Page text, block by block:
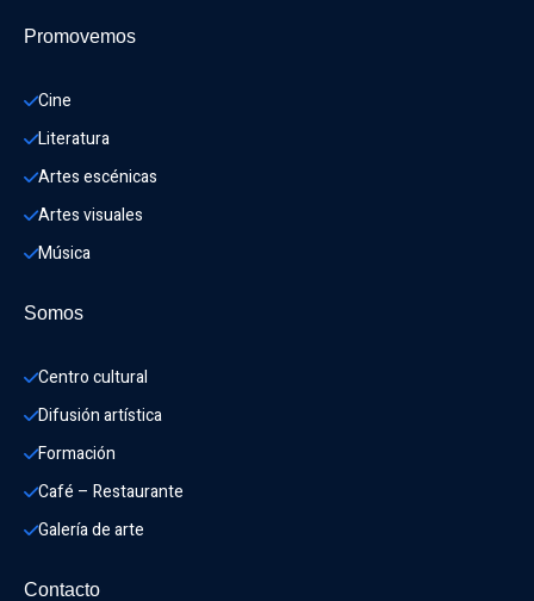
Promovemos
Cine
Literatura
Artes escénicas
Artes visuales
Música
Somos
Centro cultural
Difusión artística
Formación
Café – Restaurante
Galería de arte
Contacto